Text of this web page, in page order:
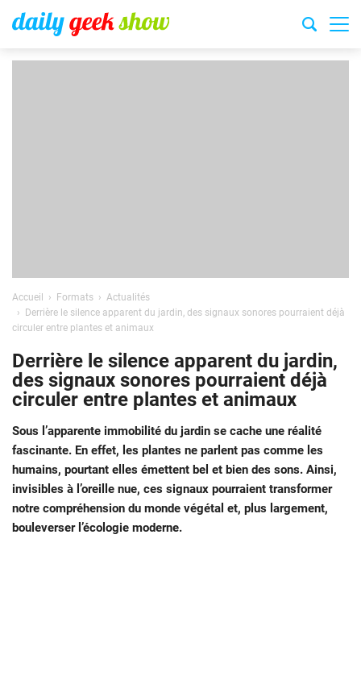
Accueil Formats
Actualités
Derrière le silence apparent du jardin, des signaux sonores pourraient déjà
circuler entre plantes et animaux
Derrière le silence apparent du jardin,
des signaux sonores pourraient déjà
circuler entre plantes et animaux
Sous l’apparente immobilité du jardin se cache une réalité
fascinante. En effet, les plantes ne parlent pas comme les
humains, pourtant elles émettent bel et bien des sons. Ainsi,
invisibles à l’oreille nue, ces signaux pourraient transformer
notre compréhension du monde végétal et, plus largement,
bouleverser l’écologie moderne.